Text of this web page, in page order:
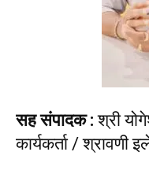
सह संपादक : श्री
कार्यकर्ता / श्रावणी